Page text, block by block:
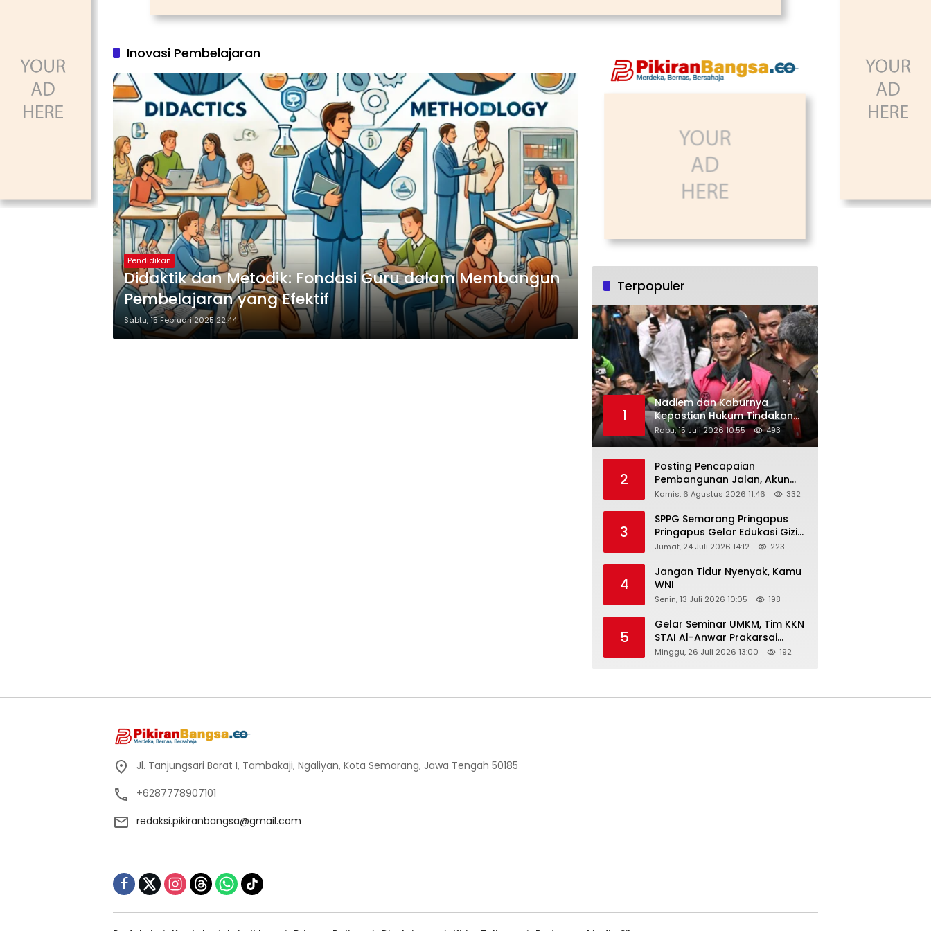
Inovasi Pembelajaran
Pendidikan
Didaktik dan Metodik: Fondasi Guru dalam Membangun
Pembelajaran yang Efektif
Sabtu, 15 Februari 2025 22:44
Terpopuler
1
Nadiem dan Kaburnya
Kepastian Hukum Tindakan
Pejabat Publik
Rabu, 15 Juli 2026 10:55 493
2
Posting Pencapaian
Pembangunan Jalan, Akun
Facebook Pemerintah
“Dirujak” Warganet
Kamis, 6 Agustus 2026 11:46 332
3
SPPG Semarang Pringapus
Pringapus Gelar Edukasi Gizi
di PAUD Bina Balita Peringati
Jumat, 24 Juli 2026 14:12 223
4
Jangan Tidur Nyenyak, Kamu
WNI
Senin, 13 Juli 2026 10:05 198
5
Gelar Seminar UMKM, Tim KKN
STAI Al-Anwar Prakarsai
Usaha Tepung Maizena di
Minggu, 26 Juli 2026 13:00 192
Jl. Tanjungsari Barat I, Tambakaji, Ngaliyan, Kota Semarang, Jawa Tengah 50185
+6287778907101
redaksi.pikiranbangsa@gmail.com